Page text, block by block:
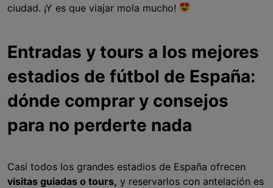
ciudad. ¡Y es que viajar mola mucho!
Entradas y tours a los mejores
estadios de fútbol de España:
dónde comprar y consejos
para no perderte nada
Casi todos los grandes estadios de España ofrecen
visitas guiadas o tours, y reservarlos con antelación es